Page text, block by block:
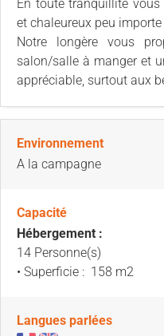
En toute tranquillité
et chaleureux peu
Notre longère vous
salon/salle à manger et
appréciable, surtout aux
Environnement
A la campagne
Capacité
Hébergement :
14 Personne(s)
• Superficie : 158 m2
Langues parlées